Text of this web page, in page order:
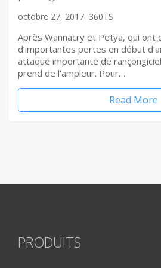
octobre 27, 2017 360TS
Après Wannacry et Petya, qui ont
d’importantes pertes en début
attaque importante de
prend de l’ampleur. Pour…
Read More
PRODUITS